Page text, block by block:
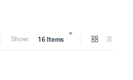
Show: 16 Items